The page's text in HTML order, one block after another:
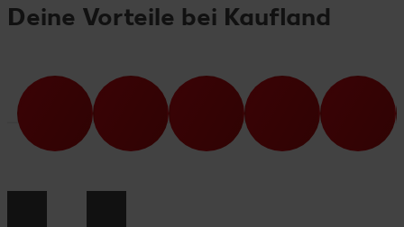
Deine Vorteile bei Kaufland